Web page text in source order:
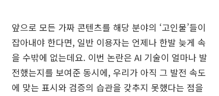
앞으로 모든 가짜 콘텐츠를 해당 분야의 ‘고인물’들이
잡아내야 한다면, 일반 이용자는 언제나 한발 늦게 속
을 수밖에 없는데요. 이번 논란은 AI 기술이 얼마나 발
전했는지를 보여준 동시에, 우리가 아직 그 발전 속도
에 맞는 표시와 검증의 습관을 갖추지 못했다는 점을